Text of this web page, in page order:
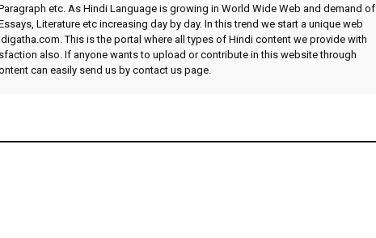
etc. As Hindi Language is growing in World Wide Web and demand of
Literature etc increasing day by day. In this trend we start a unique web
This is the portal where all types of Hindi content we provide with
also. If anyone wants to upload or contribute in this website through
can easily send us by contact us page.